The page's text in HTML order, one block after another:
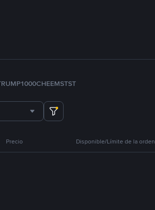
1000CHEEMSTST
Precio Disponible/Límite de la orden